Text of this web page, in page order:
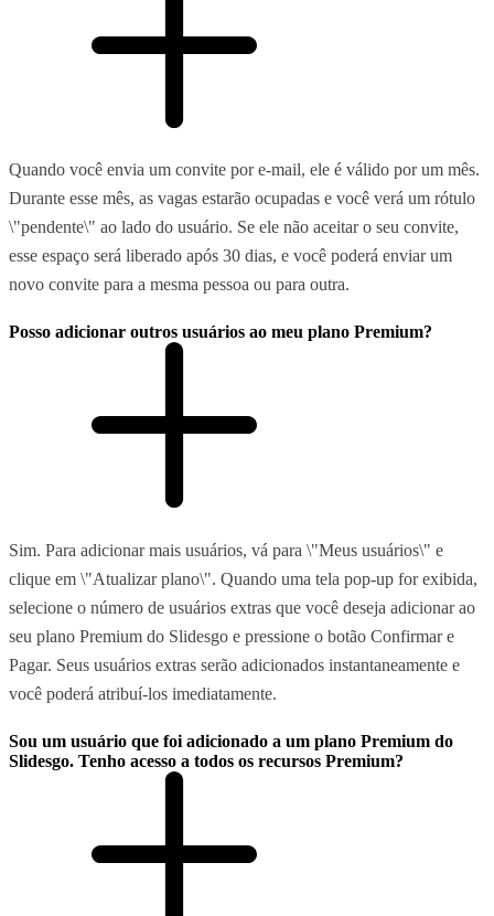
Quando você envia um convite por e-mail, ele é válido por um mês.
Durante esse mês, as vagas estarão ocupadas e você verá um rótulo
\"pendente\" ao lado do usuário. Se ele não aceitar o seu convite,
esse espaço será liberado após 30 dias, e você poderá enviar um
novo convite para a mesma pessoa ou para outra.
Posso adicionar outros usuários ao meu plano Premium?
Sim. Para adicionar mais usuários, vá para \"Meus usuários\" e
clique em \"Atualizar plano\". Quando uma tela pop-up for exibida,
selecione o número de usuários extras que você deseja adicionar ao
seu plano Premium do Slidesgo e pressione o botão Confirmar e
Pagar. Seus usuários extras serão adicionados instantaneamente e
você poderá atribuí-los imediatamente.
Sou um usuário que foi adicionado a um plano Premium do
Slidesgo. Tenho acesso a todos os recursos Premium?